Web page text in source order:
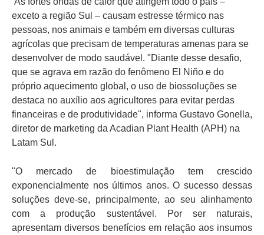
exceto a região Sul – causam estresse térmico nas
pessoas, nos animais e também em diversas culturas
agrícolas que precisam de temperaturas amenas para se
desenvolver de modo saudável. "Diante desse desafio,
que se agrava em razão do fenômeno El Niño e do
próprio aquecimento global, o uso de biossoluções se
destaca no auxílio aos agricultores para evitar perdas
financeiras e de produtividade", informa Gustavo Gonella,
diretor de marketing da Acadian Plant Health (APH) na
Latam Sul.
"O mercado de bioestimulação tem crescido
exponencialmente nos últimos anos. O sucesso dessas
soluções deve-se, principalmente, ao seu alinhamento
com a produção sustentável. Por ser naturais,
apresentam diversos benefícios em relação aos insumos